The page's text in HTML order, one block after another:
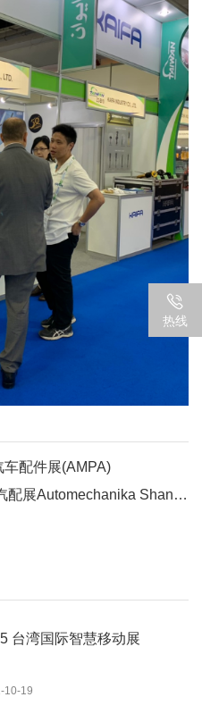
车配件展(AMPA)
下一篇：2019 上海法兰克福汽配展Automechanika ShangHai
台湾国际智慧移动展
10-19
热线